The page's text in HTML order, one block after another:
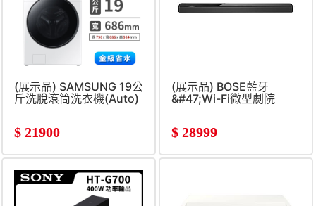
(展示品) SAMSUNG 19公
斤洗脫滾筒洗衣機(Auto)
$ 21900
(展示品) BOSE藍牙
&#47;Wi-Fi微型劇院
$ 28999